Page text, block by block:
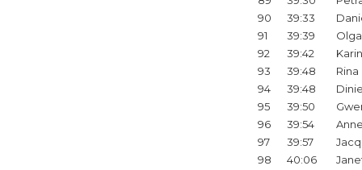
90
39:33
91
39:39
Olga
92
39:42
Karin
93
39:48
Rina
94
39:48
95
39:50
96
39:54
97
39:57
98
40:06